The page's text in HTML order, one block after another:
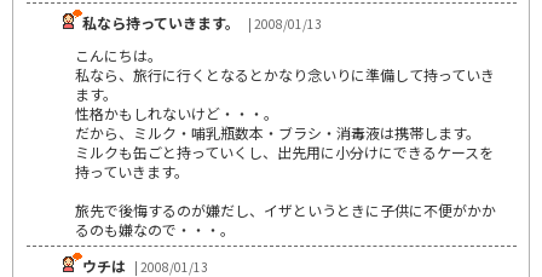
私なら持っていきます。
| 2008/01/13
こんにちは。
私なら、旅行に行くとなるとかなり念いりに準備して持っていき
ます。
性格かもしれないけど・・・。
だから、ミルク・哺乳瓶数本・ブラシ・消毒液は携帯します。
ミルクも缶ごと持っていくし、出先用に小分けにできるケースを
持っていきます。
旅先で後悔するのが嫌だし、イザというときに子供に不便がかか
るのも嫌なので・・・。
ウチは | 2008/01/13